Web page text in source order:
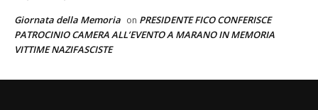
Giornata della Memoria on PRESIDENTE FICO CONFERISCE
PATROCINIO CAMERA ALL’EVENTO A MARANO IN MEMORIA
VITTIME NAZIFASCISTE